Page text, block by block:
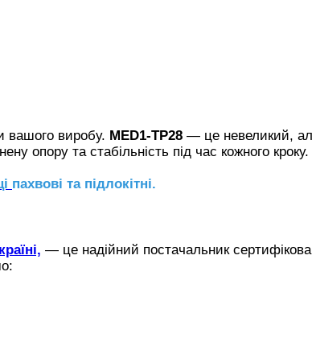
вашого виробу. MED1-TP28 — це невеликий,
опору та стабільність під час кожного кроку.
пахвові та підлокітні.
— це надійний постачальник